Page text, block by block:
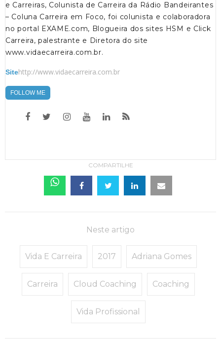
e Carreiras, Colunista de Carreira da Rádio Bandeirantes
– Coluna Carreira em Foco, foi colunista e colaboradora
no portal EXAME.com, Blogueira dos sites HSM e Click
Carreira, palestrante e Diretora do site
www.vidaecarreira.com.br.
Sitehttp://www.vidaecarreira.com.br
FOLLOW ME
COMPARTILHE
Neste artigo
Vida E Carreira 2017 Adriana Gomes
Carreira Cloud Coaching Coaching
Vida Profissional